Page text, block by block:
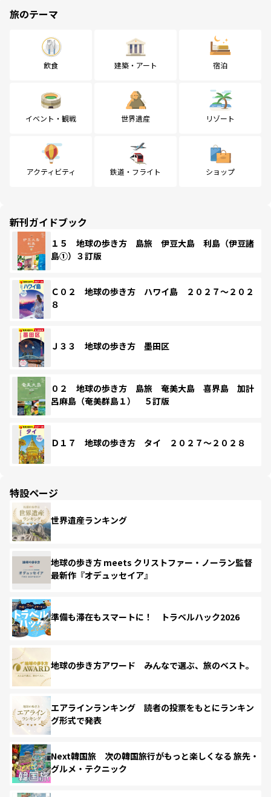
旅のテーマ
飲食 建築・アート 宿泊
イベント・観戦 世界遺産 リゾート
アクティビティ 鉄道・フライト ショップ
新刊ガイドブック
１５ 地球の歩き方 島旅 伊豆大島 利島（伊豆諸
島①）３訂版
Ｃ０２ 地球の歩き方 ハワイ島 ２０２７～２０２
８
Ｊ３３ 地球の歩き方 墨田区
０２ 地球の歩き方 島旅 奄美大島 喜界島 加計
呂麻島（奄美群島１） ５訂版
Ｄ１７ 地球の歩き方 タイ ２０２７～２０２８
特設ページ
世界遺産ランキング
地球の歩き方 meets クリストファー・ノーラン監督
最新作『オデュッセイア』
準備も滞在もスマートに！ トラベルハック2026
地球の歩き方アワード みんなで選ぶ、旅のベスト。
エアラインランキング 読者の投票をもとにランキン
グ形式で発表
Next韓国旅 次の韓国旅行がもっと楽しくなる 旅先・
グルメ・テクニック